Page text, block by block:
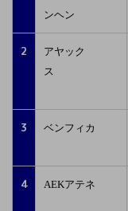
ンヘン
2
アヤック
ス
3 ベンフィカ
4 AEKアテネ